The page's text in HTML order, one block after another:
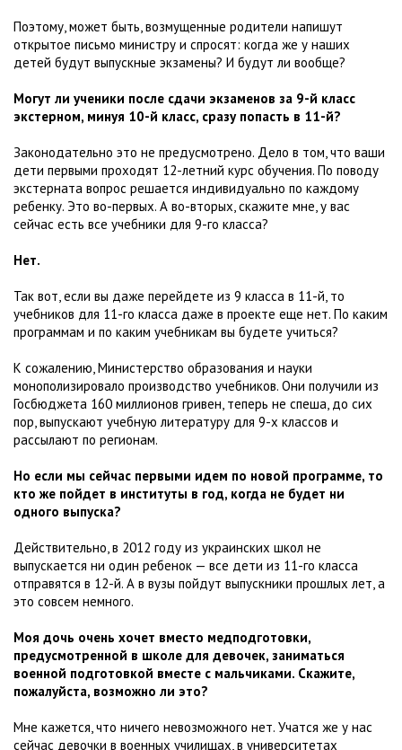
Поэтому, может быть, возмущенные родители напишут
открытое письмо министру и спросят: когда же у наших
детей будут выпускные экзамены? И будут ли вообще?
Могут ли ученики после сдачи экзаменов за 9-й класс
экстерном, минуя 10-й класс, сразу попасть в 11-й?
Законодательно это не предусмотрено. Дело в том, что ваши
дети первыми проходят 12-летний курс обучения. По поводу
экстерната вопрос решается индивидуально по каждому
ребенку. Это во-первых. А во-вторых, скажите мне, у вас
сейчас есть все учебники для 9-го класса?
Нет.
Так вот, если вы даже перейдете из 9 класса в 11-й, то
учебников для 11-го класса даже в проекте еще нет. По каким
программам и по каким учебникам вы будете учиться?
К сожалению, Министерство образования и науки
монополизировало производство учебников. Они получили из
Госбюджета 160 миллионов гривен, теперь не спеша, до сих
пор, выпускают учебную литературу для 9-х классов и
рассылают по регионам.
Но если мы сейчас первыми идем по новой программе, то
кто же пойдет в институты в год, когда не будет ни
одного выпуска?
Действительно, в 2012 го­ду из украинских школ не
выпускается ни один ребенок — все дети из 11-го класса
отправятся в 12-й. А в вузы пойдут выпускники прошлых лет, а
это совсем немного.
Моя дочь очень хочет вместо медподготовки,
предусмотренной в школе для девочек, заниматься
военной подготовкой вместе с мальчиками. Скажите,
пожалуйста, возможно ли это?
Мне кажется, что ничего невозможного нет. Учатся же у нас
сейчас девочки в военных училищах, в университетах